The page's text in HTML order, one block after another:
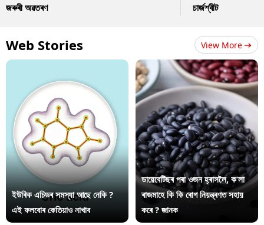
জৰুৰী অৱতৰণ
চাৰ্জশ্বীট
Web Stories View More
ইউৰিক এচিডৰ সমস্যা আছে নেকি ?
এই ফলবোৰ কেতিয়াও নাখাব
ডায়েবেটিছৰ পৰা ওজন হ্ৰাসলৈ, ক’লা
ৰাজমাহে কি কি ৰোগ নিয়ন্ত্ৰণত সহায়
কৰে ? জানক